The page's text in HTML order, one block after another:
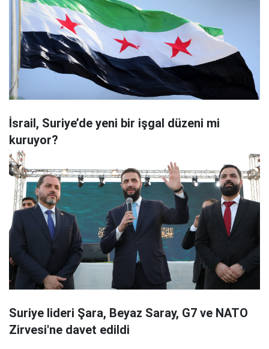
İsrail, Suriye’de yeni bir işgal düzeni mi
kuruyor?
Suriye lideri Şara, Beyaz Saray, G7 ve NATO
Zirvesi'ne davet edildi